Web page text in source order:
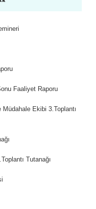
Faaliyet Raporu
Ekibi 3.Toplantı
Tutanağı